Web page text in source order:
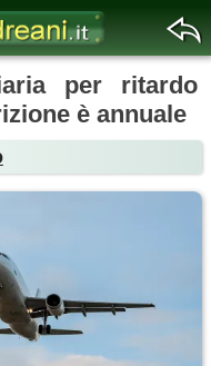
per ritardo
è annuale